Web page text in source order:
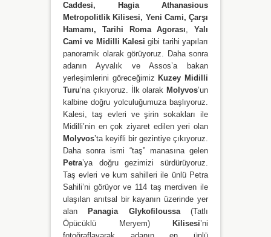
Caddesi, Hagia Athanasious
Metropolitlik Kilisesi, Yeni Cami, Çarşı
Hamamı, Tarihi Roma Agorası, Yalı
Cami ve Midilli Kalesi gibi tarihi yapıları
panoramik olarak görüyoruz. Daha sonra
adanın Ayvalık ve Assos’a bakan
yerleşimlerini göreceğimiz Kuzey Midilli
Turu’na çıkıyoruz. İlk olarak Molyvos’un
kalbine doğru yolculuğumuza başlıyoruz.
Kalesi, taş evleri ve şirin sokakları ile
Midilli’nin en çok ziyaret edilen yeri olan
Molyvos’ta keyifli bir gezintiye çıkıyoruz.
Daha sonra ismi “taş” manasına gelen
Petra’ya doğru gezimizi sürdürüyoruz.
Taş evleri ve kum sahilleri ile ünlü Petra
Sahili’ni görüyor ve 114 taş merdiven ile
ulaşılan anıtsal bir kayanın üzerinde yer
alan
Panagia Glykofiloussa(Tatlı
Öpücüklü Meryem)
Kilisesi’ni